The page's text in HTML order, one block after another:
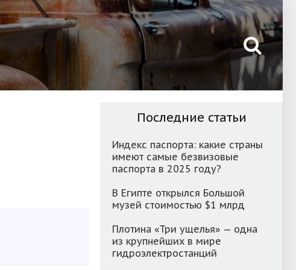
Последние статьи
Индекс паспорта: какие страны
имеют самые безвизовые
паспорта в 2025 году?
В Египте открылся Большой
музей стоимостью $1 млрд
Плотина «Три ущелья» — одна
из крупнейших в мире
гидроэлектростанций